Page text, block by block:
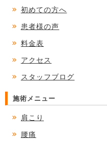
初めての方へ
患者様の声
料金表
アクセス
スタッフブログ
施術メニュー
肩こり
腰痛